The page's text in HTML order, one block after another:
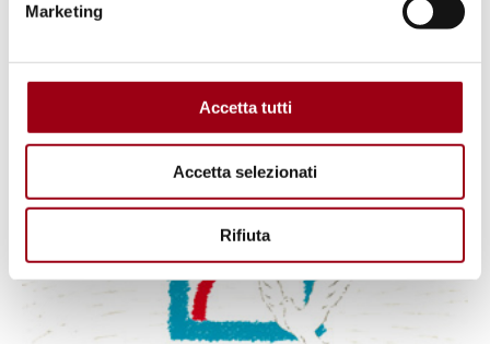
Marketing
Accetta tutti
Accetta selezionati
Rifiuta